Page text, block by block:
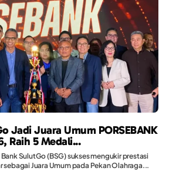
Jadi Juara Umum PORSEBANK
Raih 5 Medali...
SulutGo (BSG) sukses mengukir prestasi
Juara Umum pada Pekan Olahraga...